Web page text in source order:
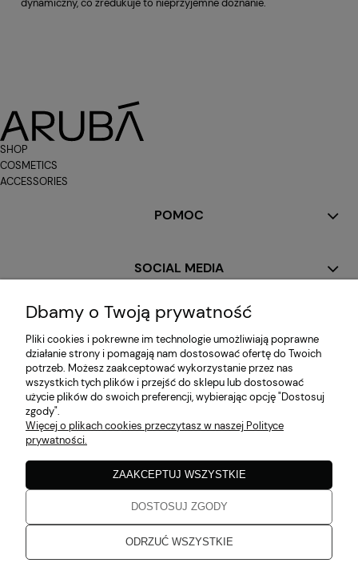
dynamiczny, co zredukuje to nieprzyjemne doznanie.
SHOP
COSMETICS
ACCESSORIES
POMOC
SOCIAL MEDIA
MOJE KONTO
PŁATNOŚCI I DOSTAWA
INFORMACJE
O NAS
Dbamy o Twoją prywatność
Pliki cookies i pokrewne im technologie umożliwiają poprawne
działanie strony i pomagają nam dostosować ofertę do Twoich
potrzeb. Możesz zaakceptować wykorzystanie przez nas
wszystkich tych plików i przejść do sklepu lub dostosować
użycie plików do swoich preferencji, wybierając opcję "Dostosuj
zgody".
Więcej o plikach cookies przeczytasz w naszej Polityce
prywatności.
ODRZUĆ WSZYSTKIE
DOSTOSUJ ZGODY
ZAAKCEPTUJ WSZYSTKIE